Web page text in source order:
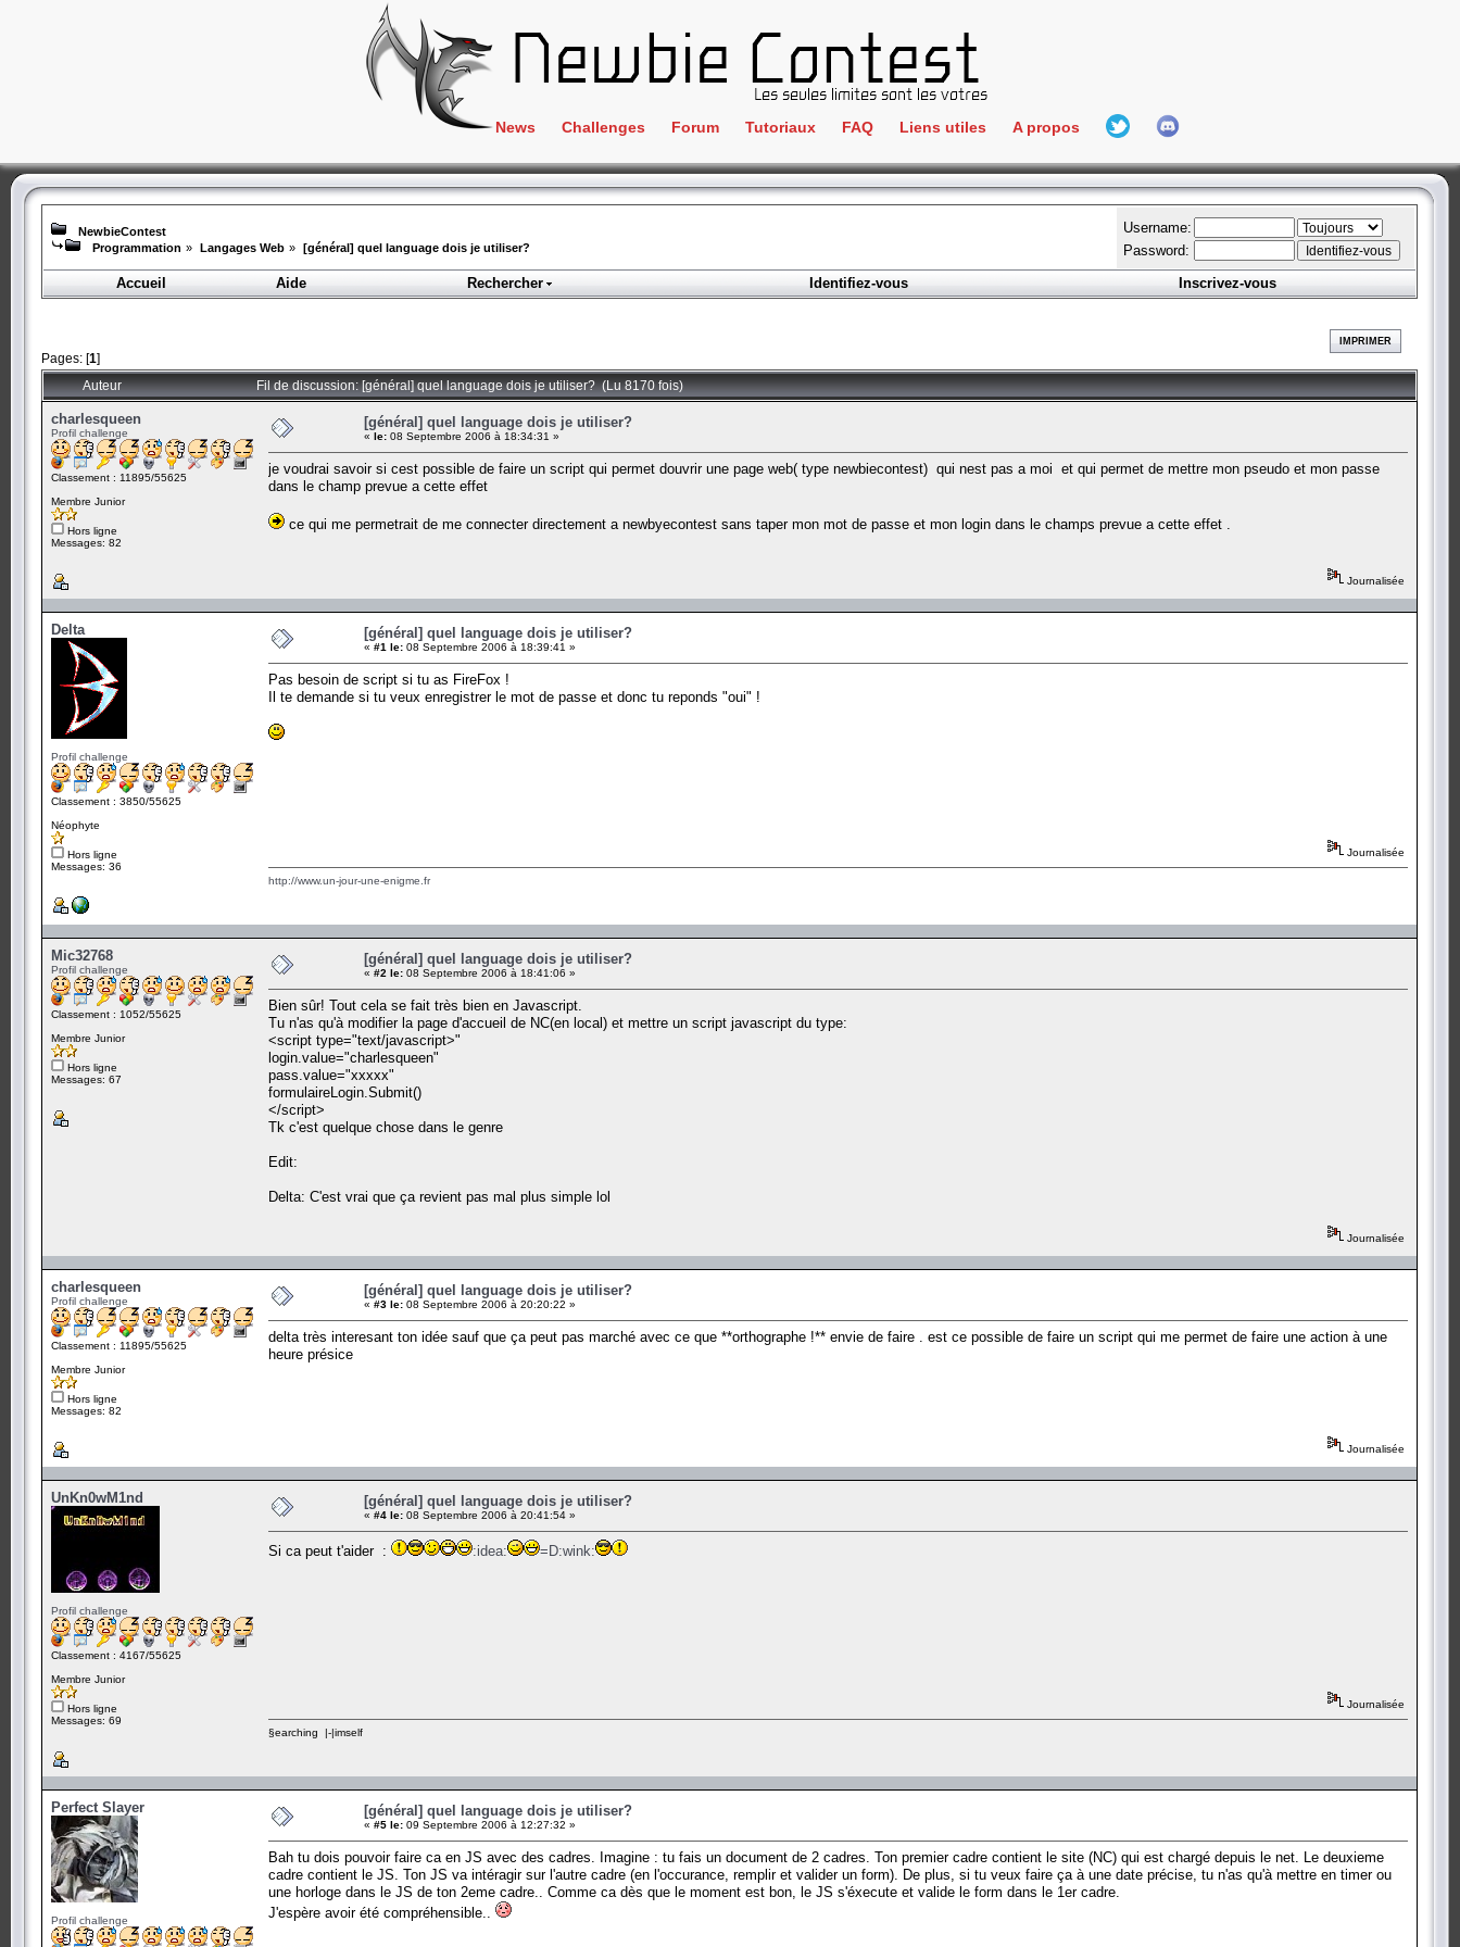
News Challenges
Crackme
ClientSide
Forensics
Programmation
Stéganographie
Wargame
Forum Tutoriaux FAQ Liens utiles
IRC
Newbie Connect
Partenaires
Goodies
L'incubateur
A propos
L'équipe
Hall Of Fame
NewbieContest
Programmation » Langages Web » [général] quel language dois je utiliser?
Username:
Password:
Accueil
Aide Rechercher Identifiez-vous Inscrivez-vous
Pages: [1]
IMPRIMER
Auteur Fil de discussion: [général] quel language dois je utiliser? (Lu 8170 fois)
charlesqueen
Profil challenge
Classement : 11895/55625
Membre Junior
Hors ligne
Messages: 82
[général] quel language dois je utiliser?
« le: 08 Septembre 2006 à 18:34:31 »
je voudrai savoir si cest possible de faire un script qui permet douvrir une page web( type newbiecontest) qui nest pas a moi et qui permet de mettre mon pseudo et mon passe
dans le champ prevue a cette effet
ce qui me permetrait de me connecter directement a newbyecontest sans taper mon mot de passe et mon login dans le champs prevue a cette effet .
Journalisée
Delta
Profil challenge
Classement : 3850/55625
Néophyte
Hors ligne
Messages: 36
[général] quel language dois je utiliser?
« #1 le: 08 Septembre 2006 à 18:39:41 »
Pas besoin de script si tu as FireFox !
Il te demande si tu veux enregistrer le mot de passe et donc tu reponds "oui" !
Journalisée
http://www.un-jour-une-enigme.fr
Mic32768
Profil challenge
Classement : 1052/55625
Membre Junior
Hors ligne
Messages: 67
[général] quel language dois je utiliser?
« #2 le: 08 Septembre 2006 à 18:41:06 »
Bien sûr! Tout cela se fait très bien en Javascript.
Tu n'as qu'à modifier la page d'accueil de NC(en local) et mettre un script javascript du type:
<script type="text/javascript>"
login.value="charlesqueen"
pass.value="xxxxx"
formulaireLogin.Submit()
</script>
Tk c'est quelque chose dans le genre
Edit:
Delta: C'est vrai que ça revient pas mal plus simple lol
Journalisée
charlesqueen
Profil challenge
Classement : 11895/55625
Membre Junior
Hors ligne
Messages: 82
[général] quel language dois je utiliser?
« #3 le: 08 Septembre 2006 à 20:20:22 »
delta très interesant ton idée sauf que ça peut pas marché avec ce que **orthographe !** envie de faire . est ce possible de faire un script qui me permet de faire une action à une
heure présice
Journalisée
UnKn0wM1nd
Profil challenge
Classement : 4167/55625
Membre Junior
Hors ligne
Messages: 69
[général] quel language dois je utiliser?
« #4 le: 08 Septembre 2006 à 20:41:54 »
Si ca peut t'aider : :idea: =D:wink:
Journalisée
§earching |-|imself
Perfect Slayer
Profil challenge
[général] quel language dois je utiliser?
« #5 le: 09 Septembre 2006 à 12:27:32 »
Bah tu dois pouvoir faire ca en JS avec des cadres. Imagine : tu fais un document de 2 cadres. Ton premier cadre contient le site (NC) qui est chargé depuis le net. Le deuxieme
cadre contient le JS. Ton JS va intéragir sur l'autre cadre (en l'occurance, remplir et valider un form). De plus, si tu veux faire ça à une date précise, tu n'as qu'à mettre en timer ou
une horloge dans le JS de ton 2eme cadre.. Comme ca dès que le moment est bon, le JS s'éxecute et valide le form dans le 1er cadre.
J'espère avoir été compréhensible..